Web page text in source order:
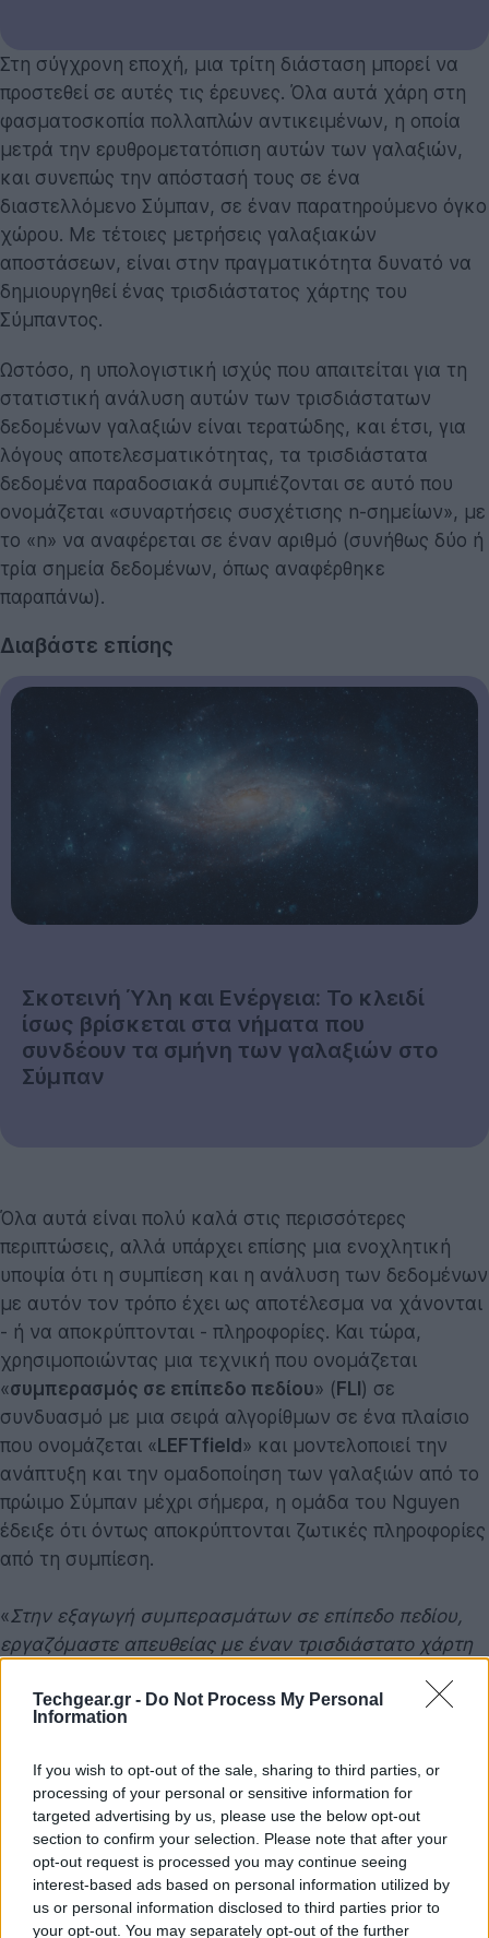
Techgear.gr - Do Not Process My Personal
Information
If you wish to opt-out of the sale, sharing to third parties, or
processing of your personal or sensitive information for
targeted advertising by us, please use the below opt-out
section to confirm your selection. Please note that after your
opt-out request is processed you may continue seeing
interest-based ads based on personal information utilized by
us or personal information disclosed to third parties prior to
your opt-out. You may separately opt-out of the further
Στη σύγχρονη εποχή, μια τρίτη διάσταση μπορεί να
προστεθεί σε αυτές τις έρευνες. Όλα αυτά χάρη στη
φασματοσκοπία πολλαπλών αντικειμένων, η οποία
μετρά την ερυθρομετατόπιση αυτών των γαλαξιών,
και συνεπώς την απόστασή τους σε ένα
διαστελλόμενο Σύμπαν, σε έναν παρατηρούμενο όγκο
χώρου. Με τέτοιες μετρήσεις γαλαξιακών
αποστάσεων, είναι στην πραγματικότητα δυνατό να
δημιουργηθεί ένας τρισδιάστατος χάρτης του
Σύμπαντος.
Ωστόσο, η υπολογιστική ισχύς που απαιτείται για τη
στατιστική ανάλυση αυτών των τρισδιάστατων
δεδομένων γαλαξιών είναι τερατώδης, και έτσι, για
λόγους αποτελεσματικότητας, τα τρισδιάστατα
δεδομένα παραδοσιακά συμπιέζονται σε αυτό που
ονομάζεται «συναρτήσεις συσχέτισης n-σημείων», με
το «n» να αναφέρεται σε έναν αριθμό (συνήθως δύο ή
τρία σημεία δεδομένων, όπως αναφέρθηκε
παραπάνω).
Διαβάστε επίσης
Σκοτεινή Ύλη και Ενέργεια: Το κλειδί
ίσως βρίσκεται στα νήματα που
συνδέουν τα σμήνη των γαλαξιών στο
Σύμπαν
Όλα αυτά είναι πολύ καλά στις περισσότερες
περιπτώσεις, αλλά υπάρχει επίσης μια ενοχλητική
υποψία ότι η συμπίεση και η ανάλυση των δεδομένων
με αυτόν τον τρόπο έχει ως αποτέλεσμα να χάνονται
- ή να αποκρύπτονται - πληροφορίες. Και τώρα,
χρησιμοποιώντας μια τεχνική που ονομάζεται
«συμπερασμός σε επίπεδο πεδίου» (FLI) σε
συνδυασμό με μια σειρά αλγορίθμων σε ένα πλαίσιο
που ονομάζεται «LEFTfield» και μοντελοποιεί την
ανάπτυξη και την ομαδοποίηση των γαλαξιών από το
πρώιμο Σύμπαν μέχρι σήμερα, η ομάδα του Nguyen
έδειξε ότι όντως αποκρύπτονται ζωτικές πληροφορίες
από τη συμπίεση.
«Στην εξαγωγή συμπερασμάτων σε επίπεδο πεδίου,
εργαζόμαστε απευθείας με έναν τρισδιάστατο χάρτη
αναπαρίσταται στον υπολογιστή με voxels, τα οποία
είναι σαν τρισδιάστατα pixels σε ένα δικτυωτό
πλέγμα voxel αυτό που προβλέπει ότι η τρισδιάστατη
δομή των γαλαξιών και της υποκείμενης Σκοτεινής
Ύλης θα πρέπει να μοιάζει σύμφωνα με το
καθιερωμένο μοντέλο της Κοσμολογίας (το οποίο
περιγράφει πώς εξελίσσεται η δομή μεγάλης κλίμακας
στο σύμπαν υπό την επίδραση της Σκοτεινής Ύλης και